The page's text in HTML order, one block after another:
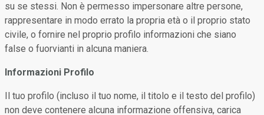
su se stessi. Non è permesso impersonare altre persone,
rappresentare in modo errato la propria età o il proprio stato
civile, o fornire nel proprio profilo informazioni che siano
false o fuorvianti in alcuna maniera.
Informazioni Profilo
Il tuo profilo (incluso il tuo nome, il titolo e il testo del profilo)
non deve contenere alcuna informazione offensiva, carica